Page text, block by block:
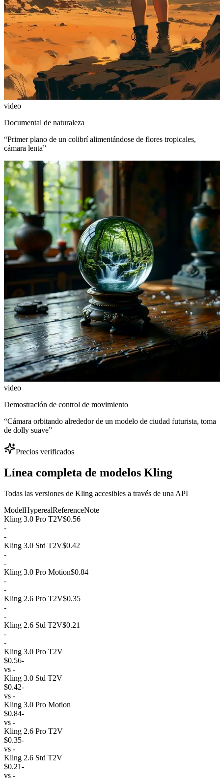
video
Documental de naturaleza
“Primer plano de un colibrí alimentándose de flores tropicales,
cámara lenta”
video
Demostración de control de movimiento
“Cámara orbitando alrededor de un modelo de ciudad futurista, toma
de dolly suave”
Precios verificados
Línea completa de modelos Kling
Todas las versiones de Kling accesibles a través de una API
ModelHyperealReferenceNote
Kling 3.0 Pro T2V$0.56
-
-
Kling 3.0 Std T2V$0.42
-
-
Kling 3.0 Pro Motion$0.84
-
-
Kling 2.6 Pro T2V$0.35
-
-
Kling 2.6 Std T2V$0.21
-
-
Kling 3.0 Pro T2V
$0.56-
vs -
Kling 3.0 Std T2V
$0.42-
vs -
Kling 3.0 Pro Motion
$0.84-
vs -
Kling 2.6 Pro T2V
$0.35-
vs -
Kling 2.6 Std T2V
$0.21-
vs -